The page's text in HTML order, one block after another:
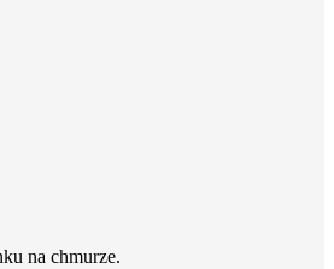
na chmurze.